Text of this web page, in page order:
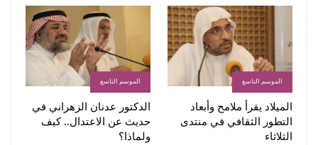
الموسم التاسع
الميلاد يقرأ ملامح وأبعاد
التطور الثقافي في منتدى
الثلاثاء‏
الموسم التاسع
الدكتور عدنان الزهراني في
حديث عن الاعتدال.. كيف
ولماذا؟